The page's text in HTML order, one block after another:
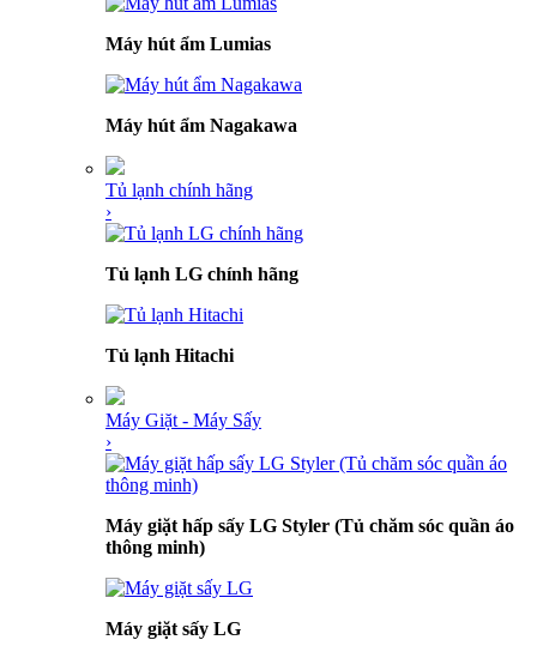
Máy hút ẩm Lumias
Máy hút ẩm Nagakawa
Tủ lạnh chính hãng
›
Tủ lạnh LG chính hãng
Tủ lạnh Hitachi
Máy Giặt - Máy Sấy
›
Máy giặt hấp sấy LG Styler (Tủ chăm sóc quần áo
thông minh)
Máy giặt sấy LG